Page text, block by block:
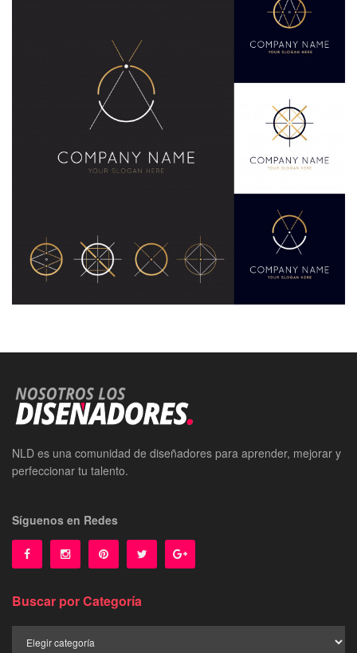
NLD es una comunidad de diseñadores para aprender, mejorar y
perfeccionar tu talento.
Síguenos en Redes
Buscar por Categoría